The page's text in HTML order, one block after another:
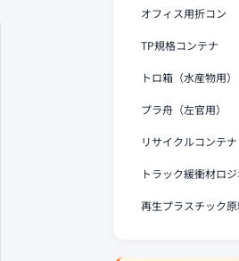
オフィス用折コン
TP規格コンテナ
トロ箱（水産物用）
プラ舟（左官用）
リサイクルコンテナ
トラック緩衝材ロ
再生プラスチック